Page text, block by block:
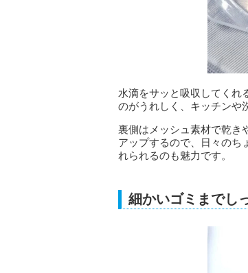
水滴をサッと吸収してくれ
のがうれしく、キッチンや
裏側はメッシュ素材で乾き
アップするので、日々のち
れられるのも魅力です。
細かいゴミまでし